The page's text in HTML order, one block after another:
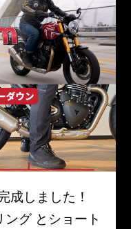
成しました！
グ とショート